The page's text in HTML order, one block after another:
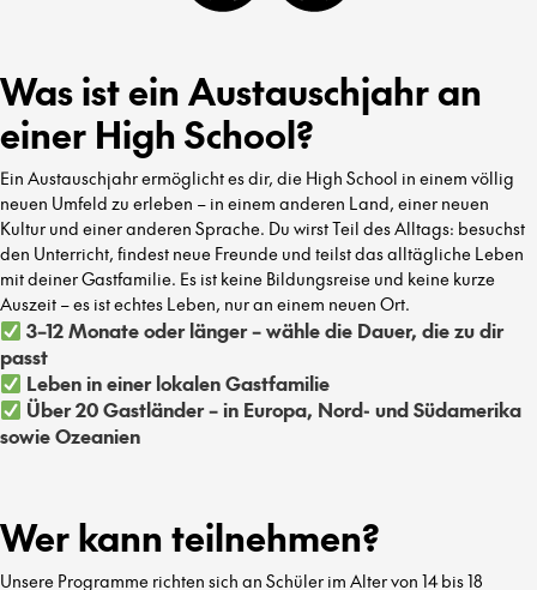
Was ist ein Austauschjahr an
einer High School?
Ein Austauschjahr ermöglicht es dir, die High School in einem völlig
neuen Umfeld zu erleben – in einem anderen Land, einer neuen
Kultur und einer anderen Sprache. Du wirst Teil des Alltags: besuchst
den Unterricht, findest neue Freunde und teilst das alltägliche Leben
mit deiner Gastfamilie. Es ist keine Bildungsreise und keine kurze
Auszeit – es ist echtes Leben, nur an einem neuen Ort.
3–12 Monate oder länger – wähle die Dauer, die zu dir
passt
Leben in einer lokalen Gastfamilie
Über 20 Gastländer – in Europa, Nord- und Südamerika
sowie Ozeanien
Wer kann teilnehmen?
Unsere Programme richten sich an Schüler im Alter von 14 bis 18